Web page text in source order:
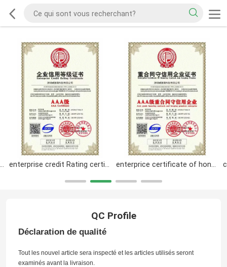
management demenstration unit enterprise credit Rating certificate enterprice certificate of honoring and keeping promise
QC Profile
Déclaration de qualité
Tout les nouvel article sera inspecté et les articles utilisés seront
examinés avant la livraison.